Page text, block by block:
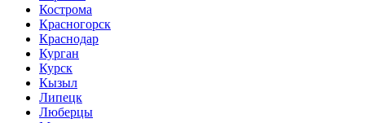
Кострома
Красногорск
Краснодар
Курган
Курск
Кызыл
Липецк
Люберцы